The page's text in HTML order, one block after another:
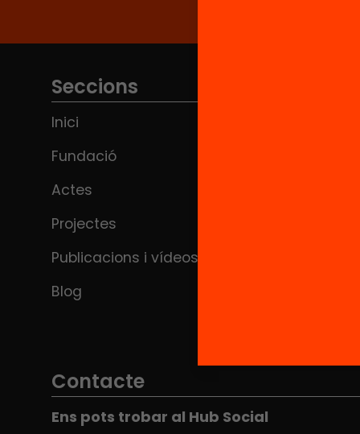
Seccions
Inici
Fundació
Actes
Projectes
Publicacions i vídeos
Blog
Contacte
Ens pots trobar al Hub Social